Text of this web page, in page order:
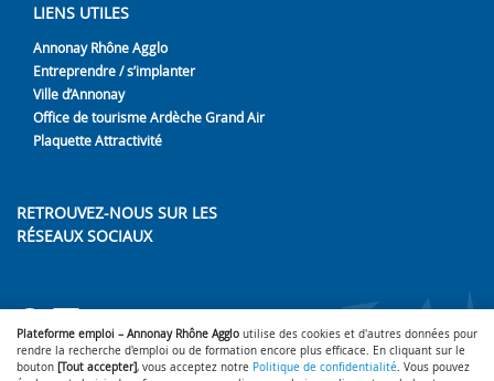
LIENS UTILES
Annonay Rhône Agglo
Entreprendre / s’implanter
Ville d’Annonay
Office de tourisme Ardèche Grand Air
Plaquette Attractivité
RETROUVEZ-NOUS SUR LES
RÉSEAUX SOCIAUX
Plateforme emploi – Annonay Rhône Agglo utilise des cookies et d'autres données pour
rendre la recherche d'emploi ou de formation encore plus efficace. En cliquant sur le
bouton [Tout accepter], vous acceptez notre Politique de confidentialité. Vous pouvez